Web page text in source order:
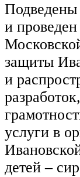
Подведены
и
защиты
и
услуги в
детей –